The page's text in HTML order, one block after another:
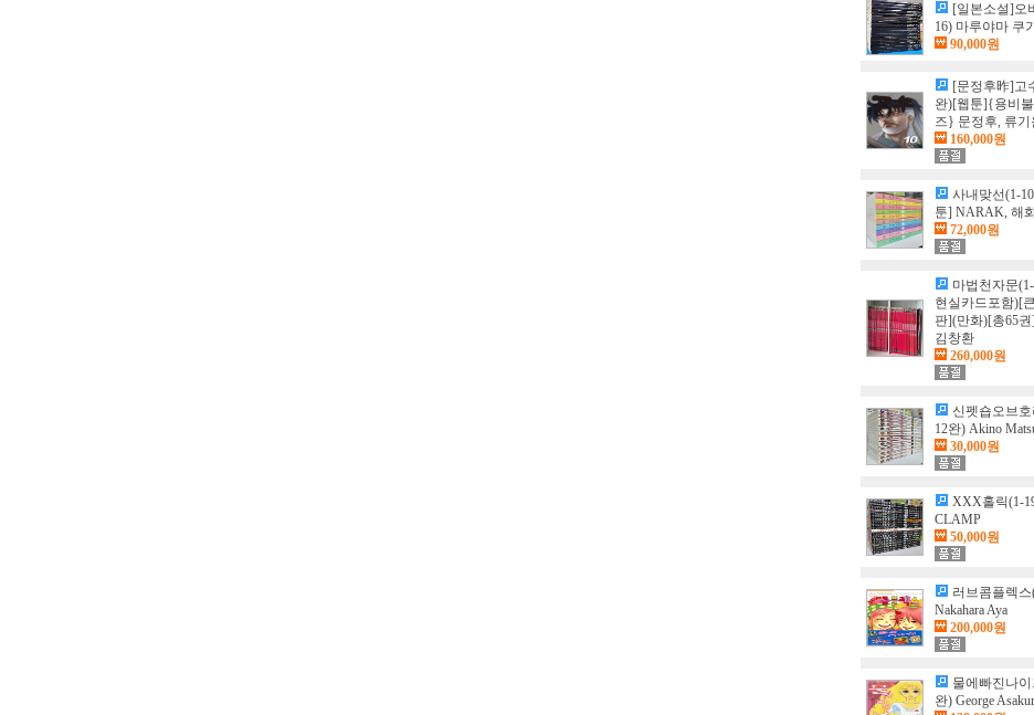
[일본소설]오
16) 마루야마 쿠
90,000원
[문정후昨]고
완)[웹툰]{용비불
즈} 문정후, 류기
160,000원
사내맞선(1-
툰] NARAK, 해
72,000원
마법천자문
현실카드포함)[
판](만화)[총65
김창환
260,000원
신펫숍오브
12완) Akino
30,000원
XXX홀릭(1-
CLAMP
50,000원
러브콤플렉
Nakahara Aya
200,000원
물에빠진나이
완) George